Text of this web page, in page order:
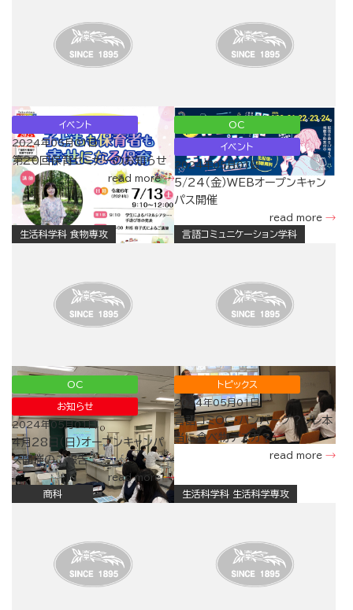
イベント
2024年05月01日
第20回保育セミナーのお知らせ
read more
OC
イベント
2024年05月01日
5/24（金）WEBオープンキャン
パス開催
read more
生活科学科 食物専攻
OC
お知らせ
2024年05月01日
4月28日（日）オープンキャンパ
ス開催のご報告
read more
言語コミュニケーション学科
トピックス
2024年05月01日
言語コミOC・ハンバーグ？ソレ本
当に食べ物デスカ？
read more
商科 生活科学科 生活科学専攻